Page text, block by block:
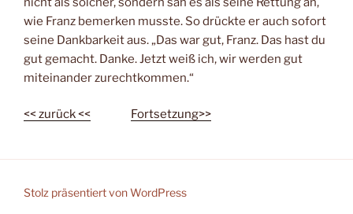
wie Franz bemerken musste. So drückte er auch sofort
seine Dankbarkeit aus. „Das war gut, Franz. Das hast du
gut gemacht. Danke. Jetzt weiß ich, wir werden gut
miteinander zurechtkommen.“
<< zurück << Fortsetzung>>
Stolz präsentiert von WordPress